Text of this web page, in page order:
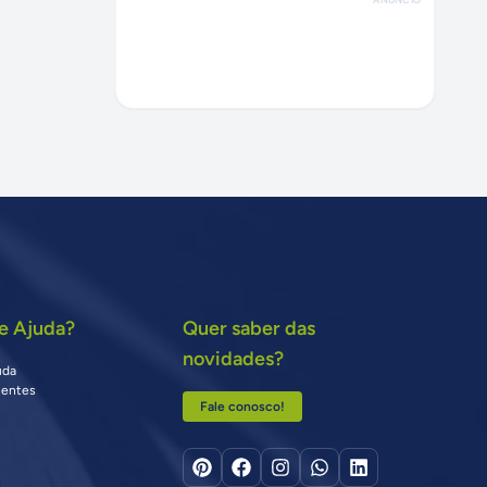
Ajuda?
Quer saber das
novidades?
Fale conosco!